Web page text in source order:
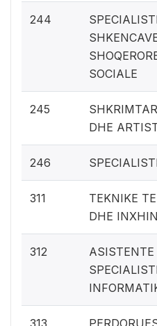
244
SOCIALE
245
DHE
246
311
TEKNIKE
DHE
312
ASISTENTE
313